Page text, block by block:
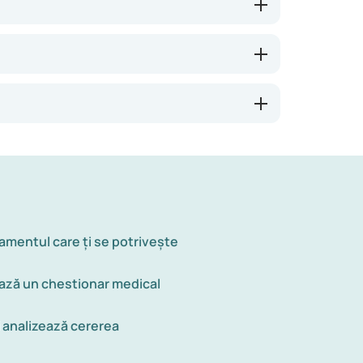
care ți se potrivește
un chestionar medical
cererea